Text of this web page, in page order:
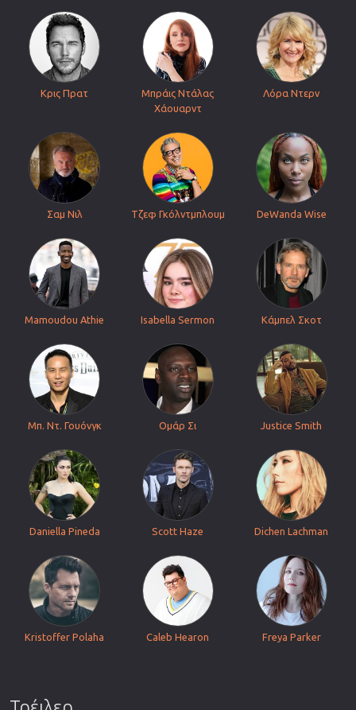
Κρις Πρατ
Μπράις Ντάλας
Χάουαρντ
Λόρα Ντερν
Σαμ Νιλ Τζεφ Γκόλντμπλουμ DeWanda Wise
Mamoudou Athie Isabella Sermon Κάμπελ Σκοτ
Μπ. Ντ. Γουόνγκ Ομάρ Σι Justice Smith
Daniella Pineda Scott Haze Dichen Lachman
Kristoffer Polaha Caleb Hearon Freya Parker